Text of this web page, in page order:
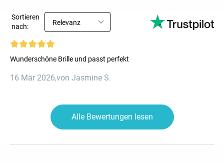
Sortieren
nach:
Relevanz
Wunderschöne Brille und passt perfekt
16 Mär 2026,von Jasmine S.
Alle Bewertungen lesen